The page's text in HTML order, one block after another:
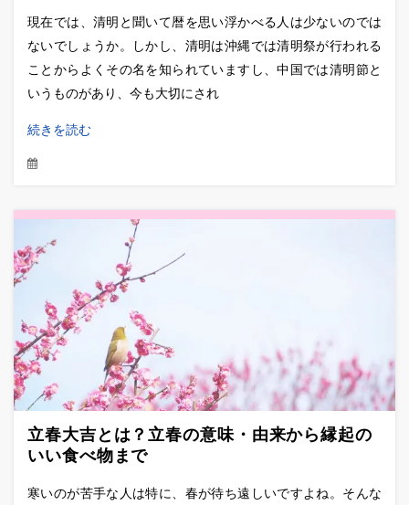
現在では、清明と聞いて暦を思い浮かべる人は少ないのでは
ないでしょうか。しかし、清明は沖縄では清明祭が行われる
ことからよくその名を知られていますし、中国では清明節と
いうものがあり、今も大切にされ
続きを読む
立春大吉とは？立春の意味・由来から縁起の
いい食べ物まで
寒いのが苦手な人は特に、春が待ち遠しいですよね。そんな